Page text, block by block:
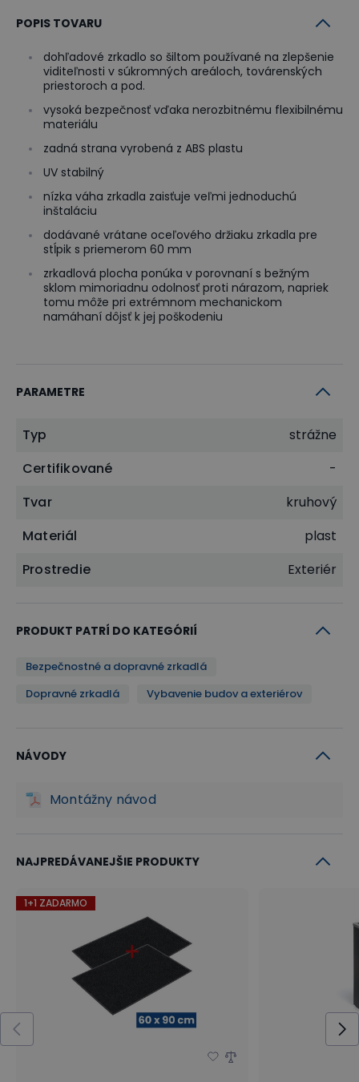
POPIS TOVARU
dohľadové zrkadlo so šiltom používané na zlepšenie
viditeľnosti v súkromných areáloch, továrenských
priestoroch a pod.
vysoká bezpečnosť vďaka nerozbitnému flexibilnému
materiálu
zadná strana vyrobená z ABS plastu
UV stabilný
nízka váha zrkadla zaisťuje veľmi jednoduchú
inštaláciu
dodávané vrátane oceľového držiaku zrkadla pre
stĺpik s priemerom 60 mm
zrkadlová plocha ponúka v porovnaní s bežným
sklom mimoriadnu odolnosť proti nárazom, napriek
tomu môže pri extrémnom mechanickom
namáhaní dôjsť k jej poškodeniu
PARAMETRE
Typ
strážne
Certifikované
-
Tvar
kruhový
Materiál
plast
Prostredie
Exteriér
PRODUKT PATRÍ DO KATEGÓRIÍ
Bezpečnostné a dopravné zrkadlá
Dopravné zrkadlá
Vybavenie budov a exteriérov
NÁVODY
Montážny návod
NAJPREDÁVANEJŠIE PRODUKTY
1+1 ZADARMO